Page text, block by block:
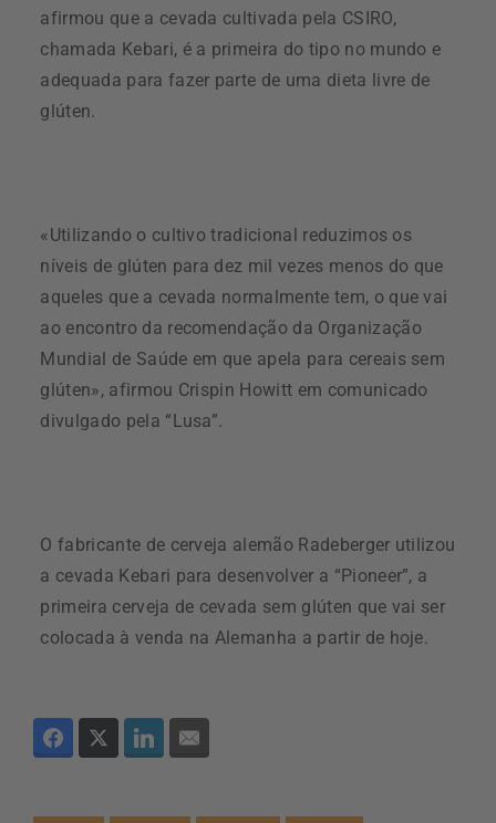
afirmou que a cevada cultivada pela CSIRO,
chamada Kebari, é a primeira do tipo no mundo e
adequada para fazer parte de uma dieta livre de
glúten.
«Utilizando o cultivo tradicional reduzimos os
níveis de glúten para dez mil vezes menos do que
aqueles que a cevada normalmente tem, o que vai
ao encontro da recomendação da Organização
Mundial de Saúde em que apela para cereais sem
glúten», afirmou Crispin Howitt em comunicado
divulgado pela “Lusa”.
O fabricante de cerveja alemão Radeberger utilizou
a cevada Kebari para desenvolver a “Pioneer”, a
primeira cerveja de cevada sem glúten que vai ser
colocada à venda na Alemanha a partir de hoje.